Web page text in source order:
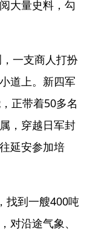
大量史料，勾
一支商人打扮
道上。新四军
正带着50多名
，穿越日军封
延安参加培
找到一艘400吨
对沿途气象、